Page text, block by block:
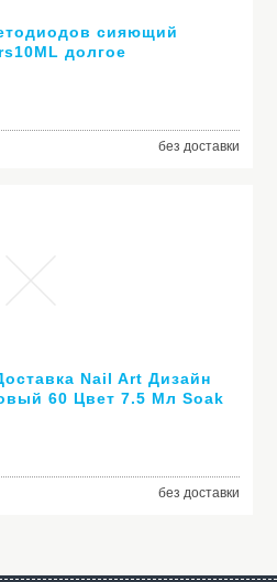
сияющий
долгое
без доставки
Nail Art Дизайн
60 Цвет 7.5 Мл Soak
без доставки